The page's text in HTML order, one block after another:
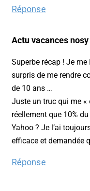
Réponse
Actu vacances
Superbe récap ! Je
surpris de me rendre
de 10 ans …
Juste un truc qui me «
réellement que 10%
Yahoo ? Je l’ai
efficace et demandée
Réponse